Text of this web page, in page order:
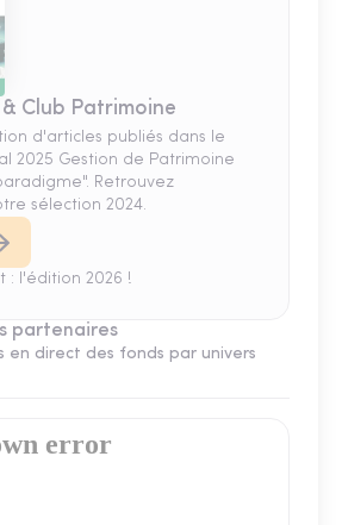
Club Patrimoine
d'articles publiés dans le
2025 Gestion de Patrimoine
Retrouvez
sélection 2024.
: l'édition 2026 !
partenaires
en direct des fonds par univers